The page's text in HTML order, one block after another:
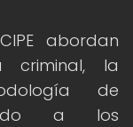
abordan
criminal, la
de
a los